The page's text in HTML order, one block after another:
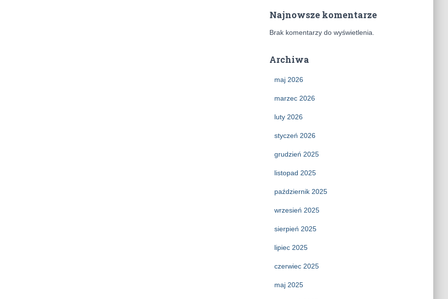
Najnowsze komentarze
Brak komentarzy do wyświetlenia.
Archiwa
maj 2026
marzec 2026
luty 2026
styczeń 2026
grudzień 2025
listopad 2025
październik 2025
wrzesień 2025
sierpień 2025
lipiec 2025
czerwiec 2025
maj 2025